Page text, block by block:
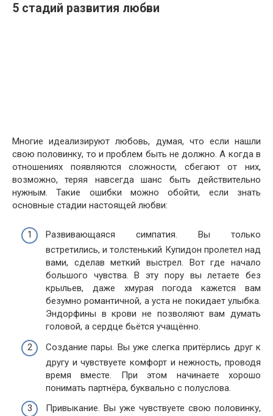
5 стадий развития любви
Многие идеализируют любовь, думая, что если нашли
свою половинку, то и проблем быть не должно. А когда в
отношениях появляются сложности, сбегают от них,
возможно, теряя навсегда шанс быть действительно
нужным. Такие ошибки можно обойти, если знать
основные стадии настоящей любви:
Развивающаяся симпатия. Вы только
встретились, и толстенький Купидон пролетел над
вами, сделав меткий выстрел. Вот где начало
большого чувства. В эту пору вы летаете без
крыльев, даже хмурая погода кажется вам
безумно романтичной, а уста не покидает улыбка.
Эндорфины в крови не позволяют вам думать
головой, а сердце бьётся учащённо.
Создание пары. Вы уже слегка притёрлись друг к
другу и чувствуете комфорт и нежность, проводя
время вместе. При этом начинаете хорошо
понимать партнёра, буквально с полуслова.
Привыкание. Вы уже чувствуете свою половинку,